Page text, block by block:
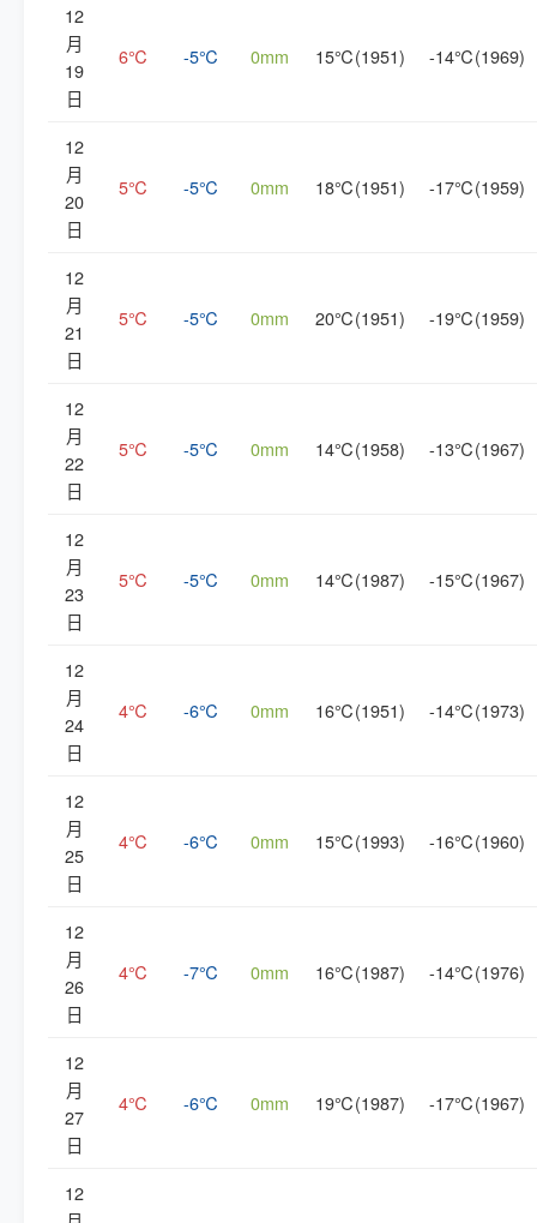
12
月
19
日
6℃ -5℃ 0mm 15℃(1951) -14℃(1969)
12
月
20
日
5℃ -5℃ 0mm 18℃(1951) -17℃(1959)
12
月
21
日
5℃ -5℃ 0mm 20℃(1951) -19℃(1959)
12
月
22
日
5℃ -5℃ 0mm 14℃(1958) -13℃(1967)
12
月
23
日
5℃ -5℃ 0mm 14℃(1987) -15℃(1967)
12
月
24
日
4℃ -6℃ 0mm 16℃(1951) -14℃(1973)
12
月
25
日
4℃ -6℃ 0mm 15℃(1993) -16℃(1960)
12
月
26
日
4℃ -7℃ 0mm 16℃(1987) -14℃(1976)
12
月
27
日
4℃ -6℃ 0mm 19℃(1987) -17℃(1967)
12